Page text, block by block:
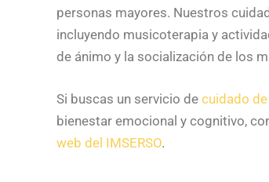
personas mayores. Nuestros
incluyendo musicoterapia y
de ánimo y la socialización de los
Si buscas un servicio de cuidado
bienestar emocional y cognitivo,
web del IMSERSO.